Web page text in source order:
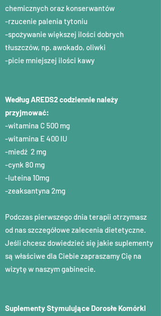
chemicznych oraz konserwantów
-rzucenie palenia tytoniu
-spożywanie większej ilości dobrych
tłuszczów, np. awokado, oliwki
-picie mniejszej ilości kawy
Według AREDS2 codziennie należy
przyjmować:
-witamina C 500 mg
-witamina E 400 IU
-miedź 2 mg
-cynk 80 mg
-luteina 10mg
-zeaksantyna 2mg
Podczas pierwszego dnia terapii otrzymasz
od nas szczegółowe zalecenia dietetyczne.
Jeśli chcesz dowiedzieć się jakie suplementy
są właściwe dla Ciebie zapraszamy Cię na
wizytę w naszym gabinecie.
Suplementy Stymulujące Dorosłe Komórki